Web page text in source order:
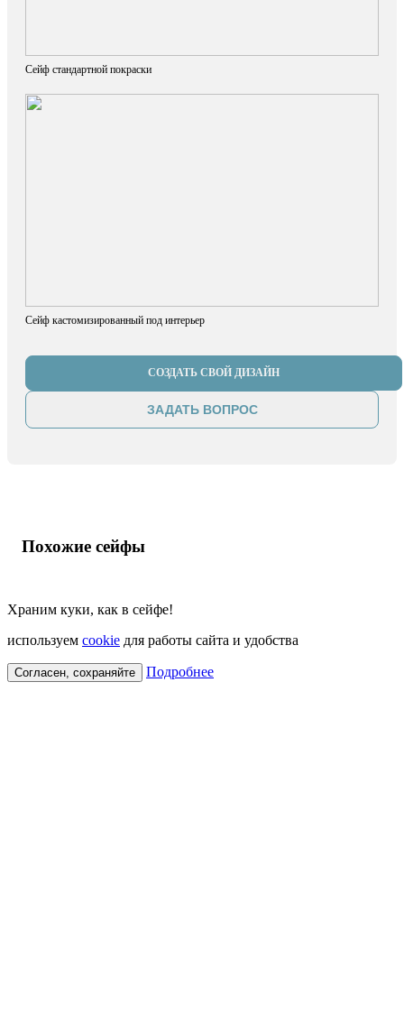
Сейф стандартной покраски
Сейф кастомизированный под интерьер
СОЗДАТЬ СВОЙ ДИЗАЙН
ЗАДАТЬ ВОПРОС
Похожие сейфы
Храним куки, как в сейфе!
используем cookie для работы сайта и удобства
Согласен, сохраняйте Подробнее